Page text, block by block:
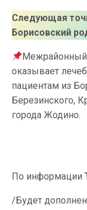
Следующая
Борисовский
Межрайонный
оказывает
пациентам из
Березинского,
города Жодино.
По информации
/Будет